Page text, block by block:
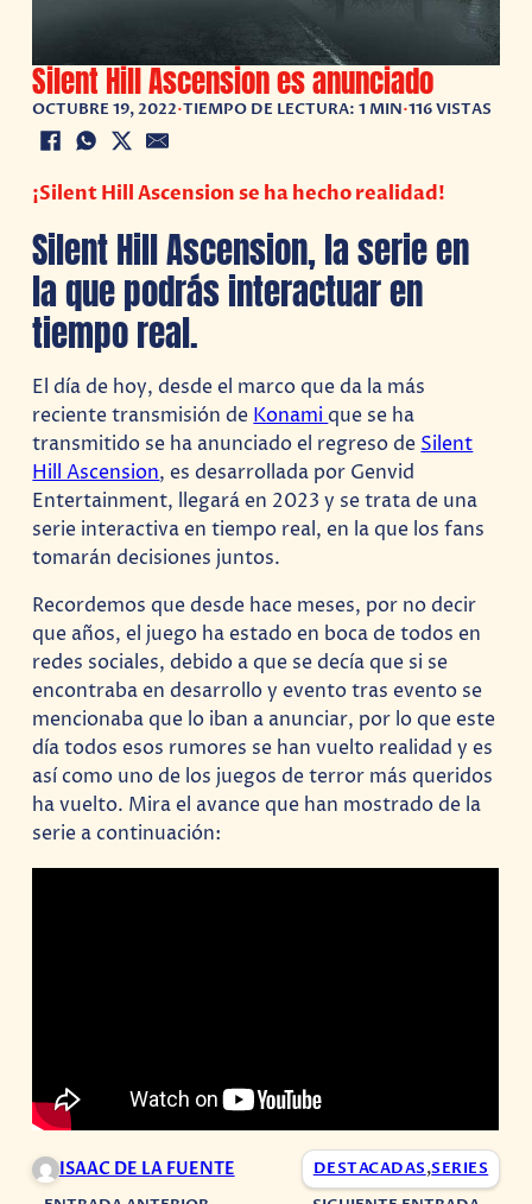
Silent Hill Ascension es anunciado
OCTUBRE 19, 2022•TIEMPO DE LECTURA: 1 MIN•116 VISTAS
¡Silent Hill Ascension se ha hecho realidad!
Silent Hill Ascension, la serie en
la que podrás interactuar en
tiempo real.
El día de hoy, desde el marco que da la más
reciente transmisión de Konamique se ha
transmitido se ha anunciado el regreso de Silent
Hill Ascension, es desarrollada por Genvid
Entertainment, llegará en 2023 y se trata de una
serie interactiva en tiempo real, en la que los fans
tomarán decisiones juntos.
Recordemos que desde hace meses, por no decir
que años, el juego ha estado en boca de todos en
redes sociales, debido a que se decía que si se
encontraba en desarrollo y evento tras evento se
mencionaba que lo iban a anunciar, por lo que este
día todos esos rumores se han vuelto realidad y es
así como uno de los juegos de terror más queridos
ha vuelto. Mira el avance que han mostrado de la
serie a continuación:
ISAAC DE LA FUENTE DESTACADAS,SERIES